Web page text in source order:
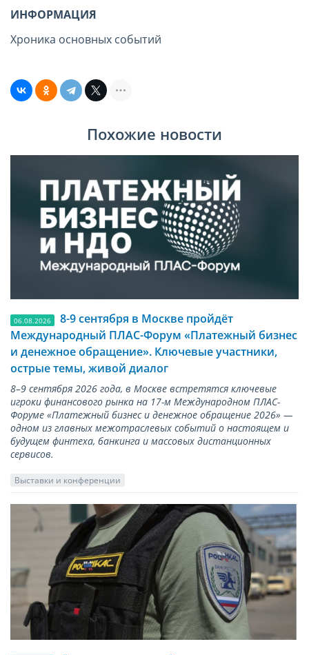
ИНФОРМАЦИЯ
Хроника основных событий
Похожие новости
06.08.2026
8-9 сентября в Москве пройдёт
Международный ПЛАС-Форум «Платежный бизнес
и денежное обращение». Ключевые участники,
острые темы, живой диалог
8–9 сентября 2026 года, в Москве встретятся ключевые
игроки финансового рынка на 17-м Международном ПЛАС-
Форуме «Платежный бизнес и денежное обращение 2026» —
одном из главных межотраслевых событий о настоящем и
будущем финтеха, банкинга и массовых дистанционных
сервисов.
Выставки и конференции